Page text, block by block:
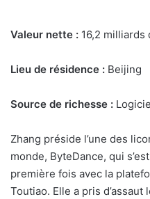
Valeur nette : 16,2 milliards
Lieu de résidence : Beijing
Source de richesse :
Zhang préside l’une des
monde, ByteDance, qui
première fois avec la
Toutiao. Elle a pris